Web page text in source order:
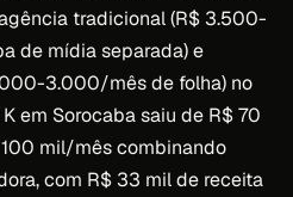
tradicional (R$ 3.500-
de mídia separada) e
3.000/mês de folha) no
em Sorocaba saiu de R$ 70
mil/mês combinando
com R$ 33 mil de receita